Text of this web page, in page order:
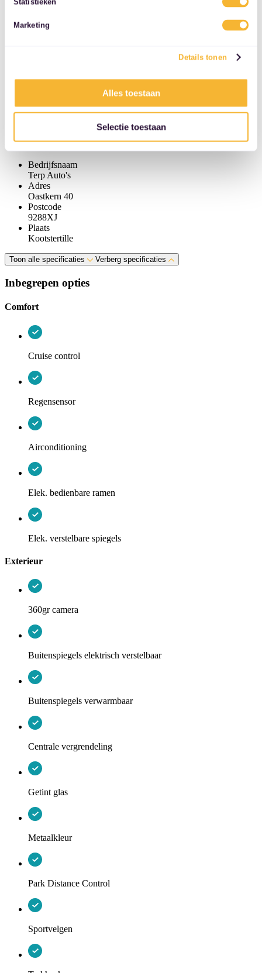
Statistieken
Marketing
Details tonen
Alles toestaan
Selectie toestaan
€ 77 p/m
Identificatie
originalType
Autobedrijf
Bedrijfsnaam
Terp Auto's
Adres
Oastkern 40
Postcode
9288XJ
Plaats
Kootstertille
Toon alle specificaties Verberg specificaties
Inbegrepen opties
Comfort
Cruise control
Regensensor
Airconditioning
Elek. bedienbare ramen
Elek. verstelbare spiegels
Exterieur
360gr camera
Buitenspiegels elektrisch verstelbaar
Buitenspiegels verwarmbaar
Centrale vergrendeling
Getint glas
Metaalkleur
Park Distance Control
Sportvelgen